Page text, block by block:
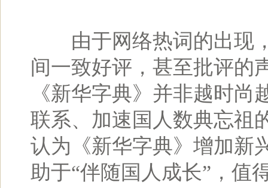
由于网络热词的出现，
间一致好评，甚至批评的
《新华字典》并非越时
联系、加速国人数典忘祖
认为《新华字典》增加新
助于“伴随国人成长”，值